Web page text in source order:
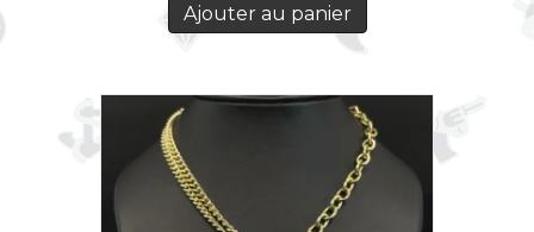
Ajouter au panier